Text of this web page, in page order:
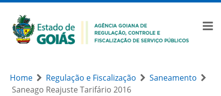
Home Regulação e Fiscalização
Saneamento
Saneago Reajuste Tarifário 2016